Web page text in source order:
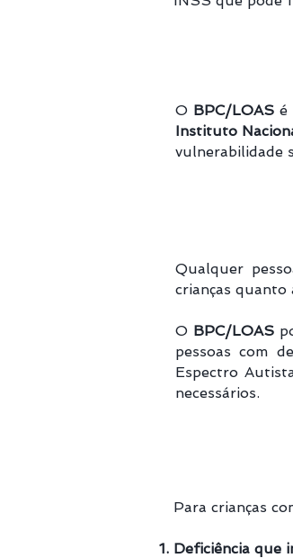
O BPC/LOAS é
Instituto
vulnerabilidade
Qualquer
crianças quanto
O BPC/LOAS
pessoas com
Espectro
necessários.
Para crianças
Deficiência que